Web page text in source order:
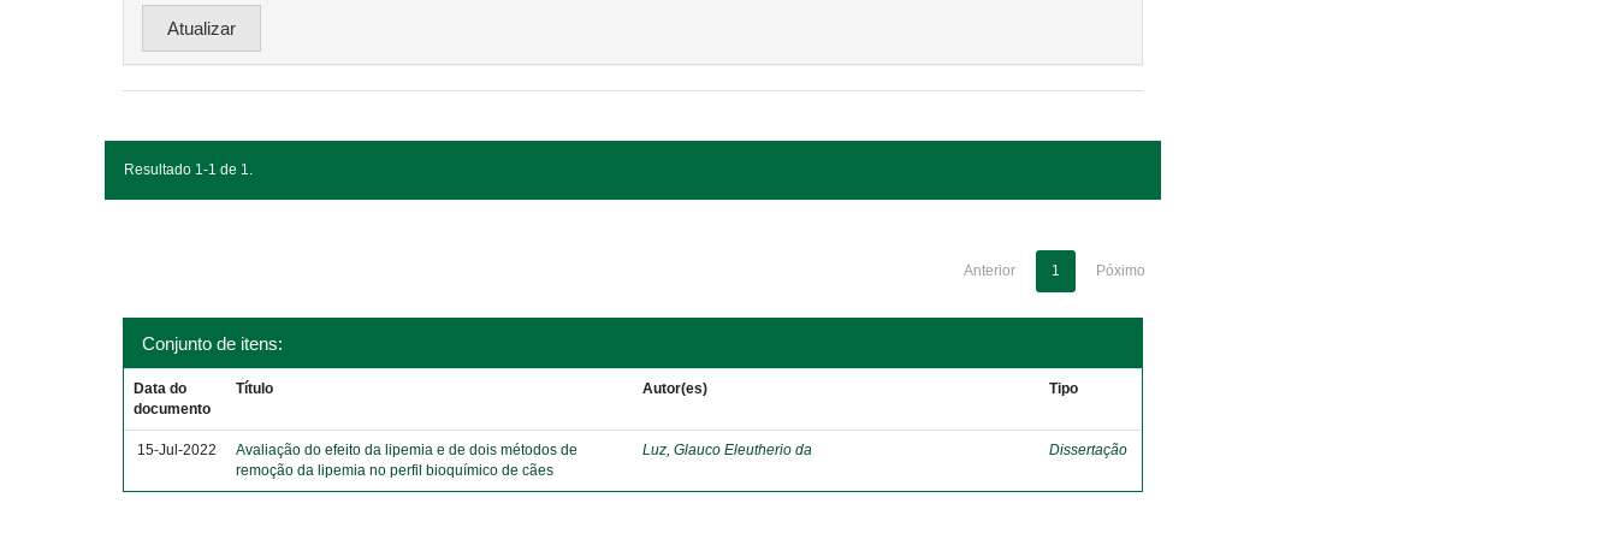
Resultado 1-1 de 1.
Anterior 1 Póximo
Conjunto de itens:
Data do
documento
Título Autor(es) Tipo
15-Jul-2022
Avaliação do efeito da lipemia e de dois métodos de
remoção da lipemia no perfil bioquímico de cães
Luz, Glauco Eleutherio da Dissertação